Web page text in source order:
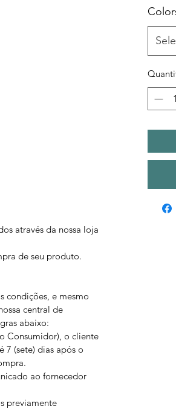
através da nossa loja
de seu produto.
condições, e mesmo
central de
abaixo:
Consumidor), o cliente
7 (sete) dias após o
ao fornecedor
previamente